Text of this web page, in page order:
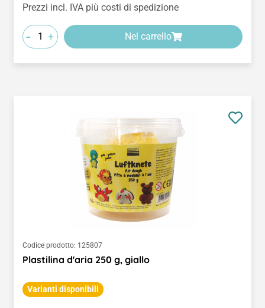
Prezzi incl. IVA più costi di spedizione
- + Nel carrello
Codice prodotto: 125807
Plastilina d'aria 250 g, giallo
Varianti disponibili